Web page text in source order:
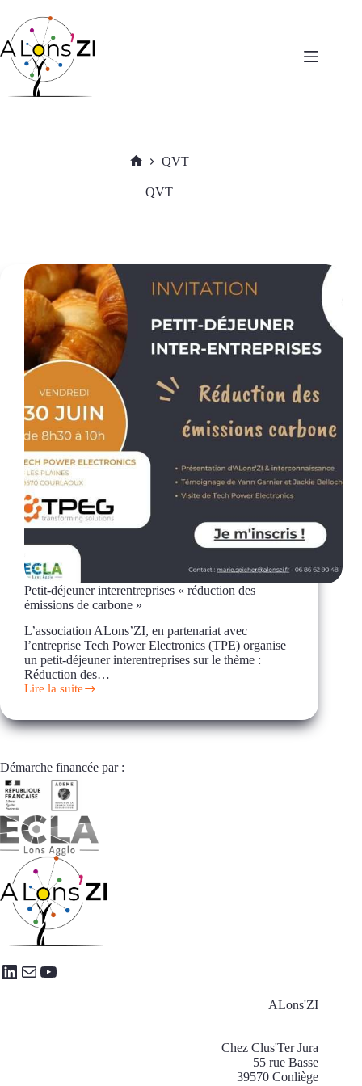
contenu
QVT
QVT
Petit-déjeuner interentreprises « réduction des
émissions de carbone »
L’association ALons’ZI, en partenariat avec
l’entreprise Tech Power Electronics (TPE) organise
un petit-déjeuner interentreprises sur le thème :
Réduction des…
Lire la suite
Petit-
interentreprises
« réduction
émissions
carbone »
Démarche financée par :
LinkedIn
E-mailYouTube
ALons'ZI
Chez Clus'Ter Jura
55 rue Basse
39570 Conliège